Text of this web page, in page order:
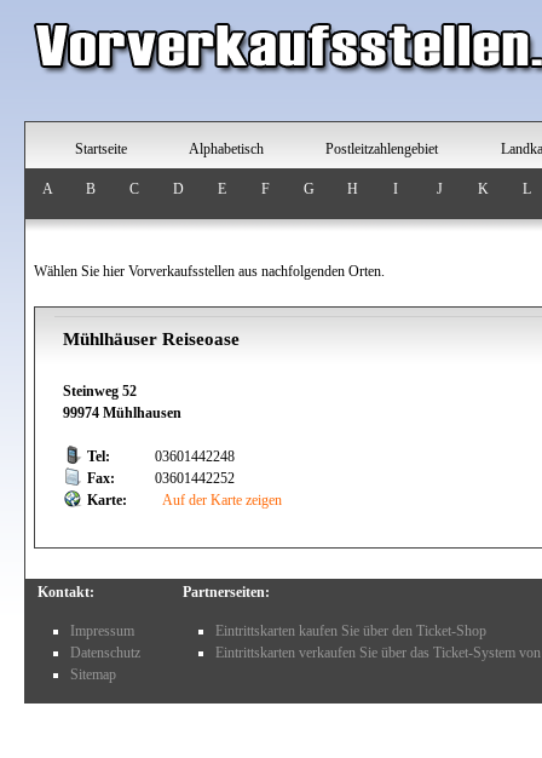
Startseite Alphabetisch Postleitzahlengebiet
A B C D E F G H I J K L
Wählen Sie hier Vorverkaufsstellen aus nachfolgenden Orten.
Mühlhäuser Reiseoase
Steinweg 52
99974 Mühlhausen
Tel:
03601442248
Fax:
03601442252
Karte:
Auf der Karte zeigen
Kontakt:
Impressum
Datenschutz
Sitemap
Partnerseiten:
Eintrittskarten kaufen Sie über den Ticket-Shop
Eintrittskarten verkaufen Sie über das Ticket-System